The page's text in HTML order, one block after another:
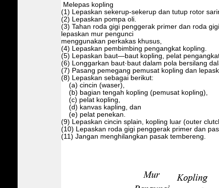
Melepas kopling
(1) Lepaskan sekerup-sekerup dan tutup rotor
(2) Lepaskan pompa oli.
(3) Tahan roda gigi penggerak primer dan roda
lepaskan mur pengunci
menggunakan perkakas khusus,
(4) Lepaskan pembimbing pengangkat kopling.
(5) Lepaskan baut—baut kopling, pelat
(6) Longgarkan baut·baut dalam pola bersilang
(7) Pasang pemegang pemusat kopling dan
(8) Lepaskan sebagai berikut:
(a) cincin (waser),
(b) bagian tengah kopling (pemusat kopling),
(c) pelat kopling,
(d) kanvas kapling, dan
(e) pelat penekan.
(9) Lepaskan cincin splain, kopling luar (outer
(10) Lepaskan roda gigi penggerak primer dan
(11) Jangan menghilangkan pasak tembereng.